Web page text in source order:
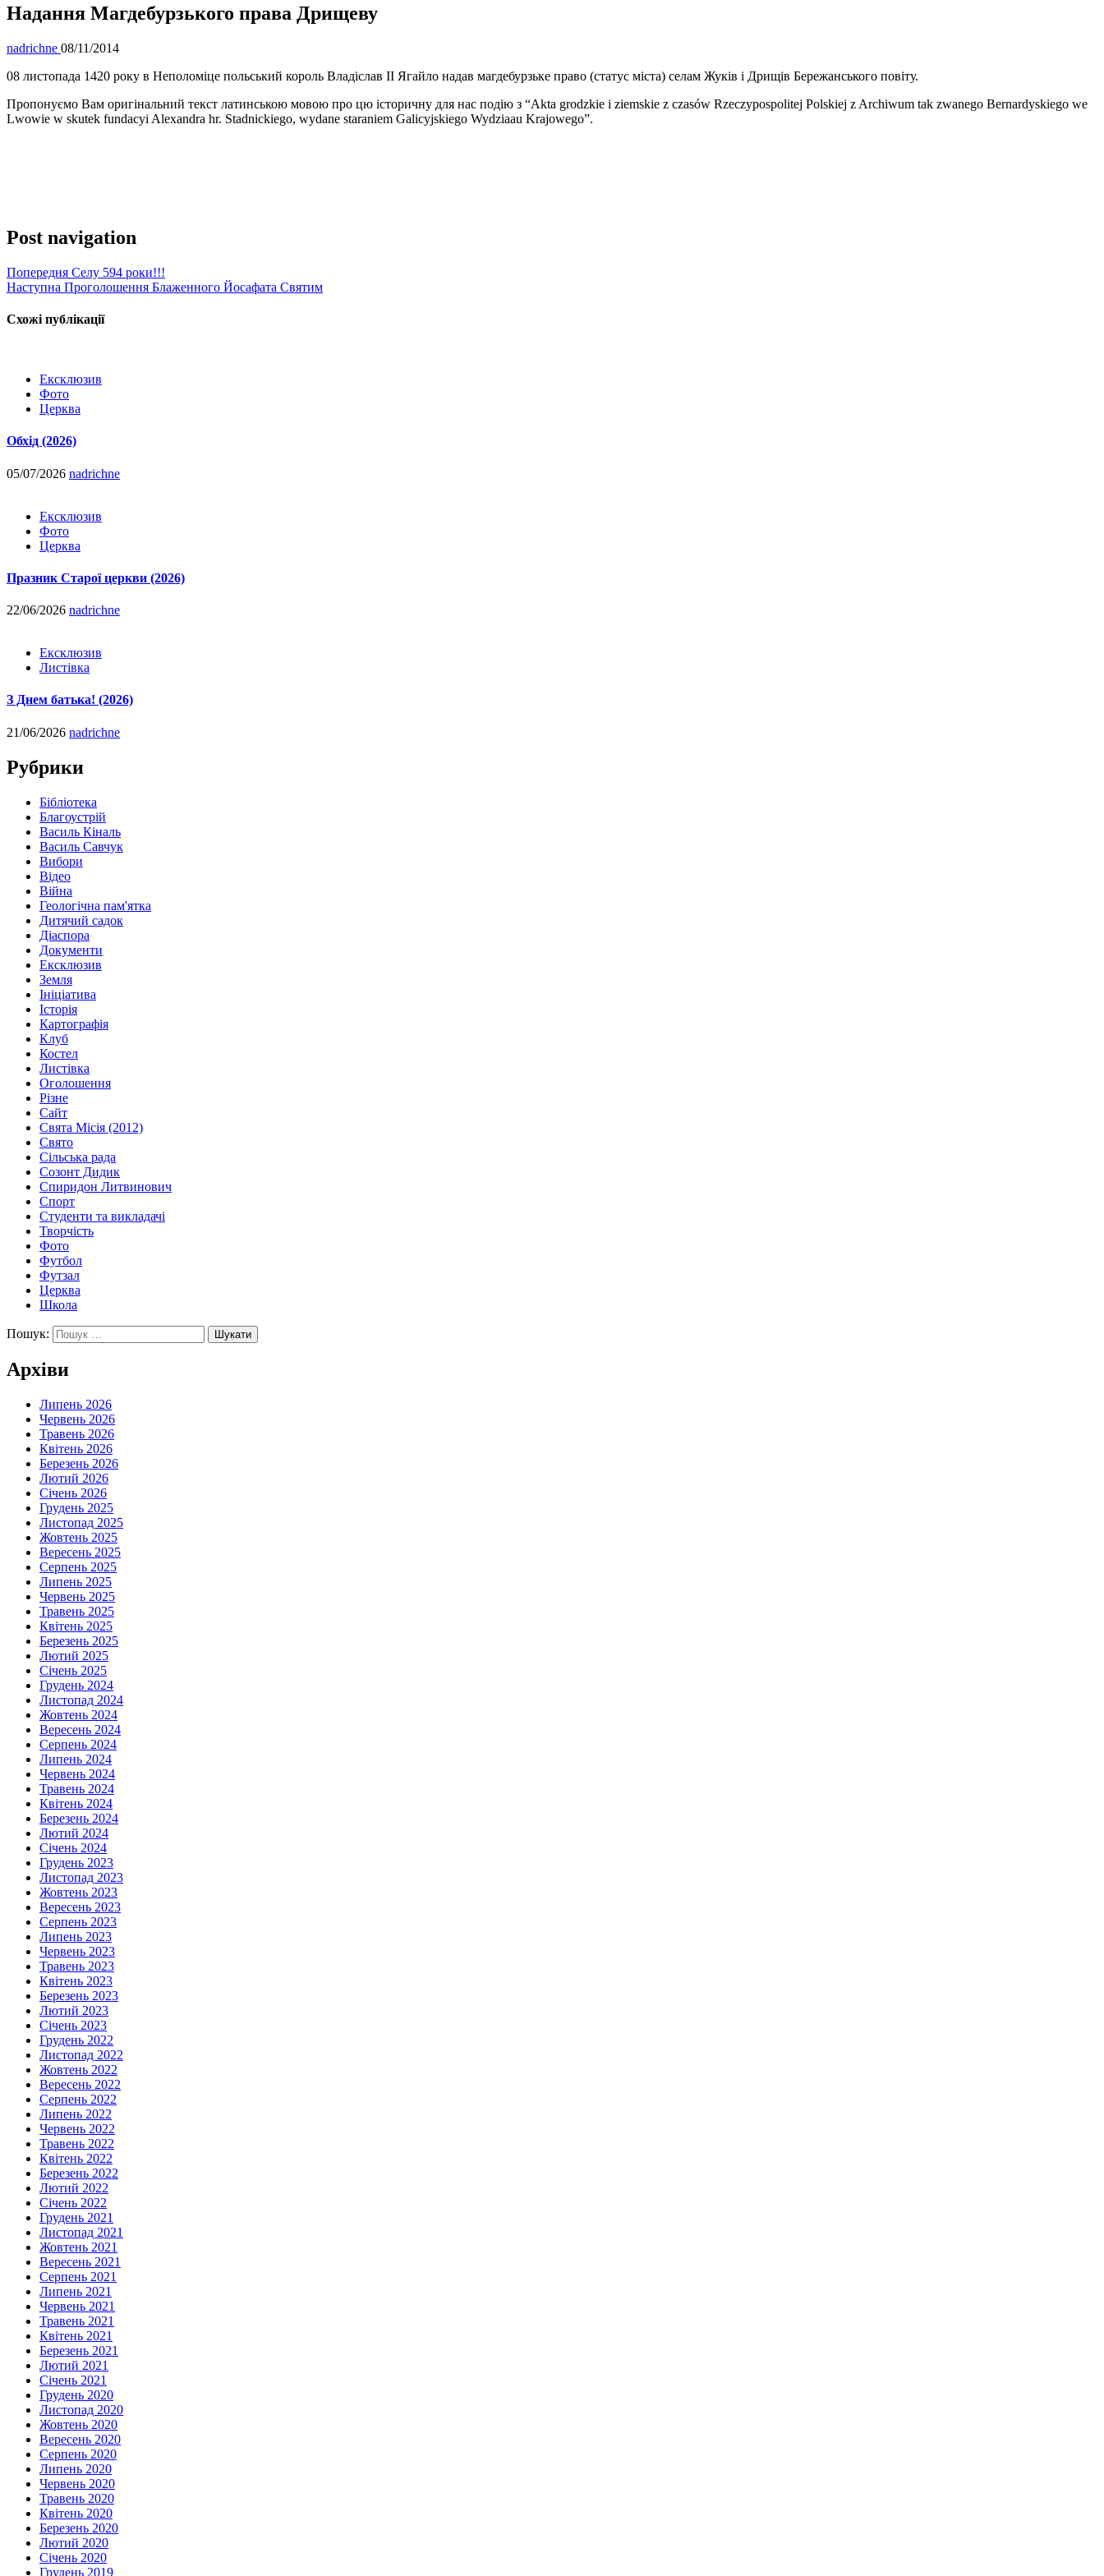
Надання Магдебурзького права Дрищеву
nadrichne 08/11/2014
08 листопада 1420 року в Неполоміце польський король Владіслав ІІ Ягайло надав магдебурзьке право (статус міста) селам Жуків і Дрищів Бережанського повіту.
Пропонуємо Вам оригінальний текст латинською мовою про цю історичну для нас подію з “Akta grodzkie i ziemskie z czasów Rzeczypospolitej Polskiej z Archiwum tak zwanego Bernardyskiego we
Lwowie w skutek fundacyi Alexandra hr. Stadnickiego, wydane staraniem Galicyjskiego Wydziaau Krajowego”.
Post navigation
Попередня Селу 594 роки!!!
Наступна Проголошення Блаженного Йосафата Святим
Схожі публікації
Ексклюзив
Фото
Церква
Обхід (2026)
05/07/2026 nadrichne
Ексклюзив
Фото
Церква
Празник Старої церкви (2026)
22/06/2026 nadrichne
Ексклюзив
Листівка
З Днем батька! (2026)
21/06/2026 nadrichne
Рубрики
Бібліотека
Благоустрій
Василь Кіналь
Василь Савчук
Вибори
Відео
Війна
Геологічна пам'ятка
Дитячий садок
Діаспора
Документи
Ексклюзив
Земля
Ініціатива
Історія
Картографія
Клуб
Костел
Листівка
Оголошення
Різне
Сайт
Свята Місія (2012)
Свято
Сільська рада
Созонт Дидик
Спиридон Литвинович
Спорт
Студенти та викладачі
Творчість
Фото
Футбол
Футзал
Церква
Школа
Пошук:
Архіви
Липень 2026
Червень 2026
Травень 2026
Квітень 2026
Березень 2026
Лютий 2026
Січень 2026
Грудень 2025
Листопад 2025
Жовтень 2025
Вересень 2025
Серпень 2025
Липень 2025
Червень 2025
Травень 2025
Квітень 2025
Березень 2025
Лютий 2025
Січень 2025
Грудень 2024
Листопад 2024
Жовтень 2024
Вересень 2024
Серпень 2024
Липень 2024
Червень 2024
Травень 2024
Квітень 2024
Березень 2024
Лютий 2024
Січень 2024
Грудень 2023
Листопад 2023
Жовтень 2023
Вересень 2023
Серпень 2023
Липень 2023
Червень 2023
Травень 2023
Квітень 2023
Березень 2023
Лютий 2023
Січень 2023
Грудень 2022
Листопад 2022
Жовтень 2022
Вересень 2022
Серпень 2022
Липень 2022
Червень 2022
Травень 2022
Квітень 2022
Березень 2022
Лютий 2022
Січень 2022
Грудень 2021
Листопад 2021
Жовтень 2021
Вересень 2021
Серпень 2021
Липень 2021
Червень 2021
Травень 2021
Квітень 2021
Березень 2021
Лютий 2021
Січень 2021
Грудень 2020
Листопад 2020
Жовтень 2020
Вересень 2020
Серпень 2020
Липень 2020
Червень 2020
Травень 2020
Квітень 2020
Березень 2020
Лютий 2020
Січень 2020
Грудень 2019